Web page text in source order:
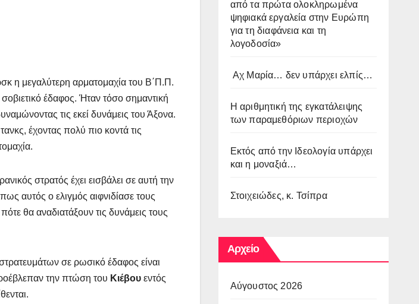
η μεγαλύτερη αρματομαχία του Β΄Π.Π.
έδαφος. Ήταν τόσο σημαντική
τις εκεί δυνάμεις του Άξονα.
έχοντας πολύ πιο κοντά τις
στρατός έχει εισβάλει σε αυτή την
πως αυτός ο ελιγμός αιφνιδίασε τους
θα αναδιατάξουν τις δυνάμεις τους
σε ρωσικό έδαφος είναι
την πτώση του Κιέβου εντός
από τα πρώτα ολοκληρωμένα
ψηφιακά εργαλεία στην Ευρώπη
για τη διαφάνεια και τη
λογοδοσία»
Αχ Μαρία… δεν υπάρχει ελπίς…
Η αριθμητική της εγκατάλειψης
των παραμεθόριων περιοχών
Εκτός από την Ιδεολογία υπάρχει
και η μοναξιά…
Στοιχειώδες, κ. Τσίπρα
Αρχείο
Αύγουστος 2026